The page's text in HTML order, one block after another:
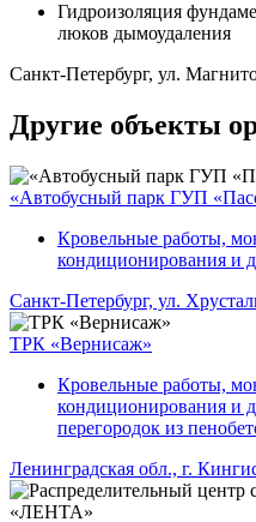
Гидроизоляция
люков дымоудаления
Санкт-Петербург, ул.
Другие объекты
«Автобусный парк ГУП
Кровельные работы,
кондиционирования и
Санкт-Петербург, ул.
ТРК «Вернисаж»
Кровельные работы,
кондиционирования и
перегородок из
Ленинградская обл., г.